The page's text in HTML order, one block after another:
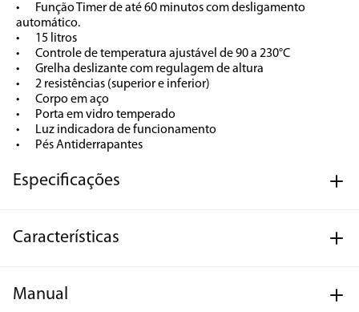
•	Função Timer de até 60 minutos com desligamento
automático.
•	15 litros
•	Controle de temperatura ajustável de 90 a 230°C
•	Grelha deslizante com regulagem de altura
•	2 resistências (superior e inferior)
•	Corpo em aço
•	Porta em vidro temperado
•	Luz indicadora de funcionamento
•	Pés Antiderrapantes
Especificações
Características
Manual